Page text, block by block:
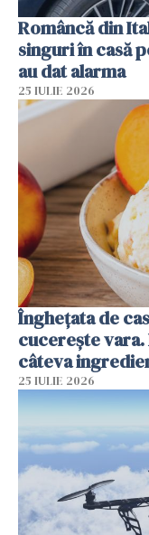
Româncă din
singuri în casă
au dat alarma
25 IULIE 2026
Înghețata de
cucerește
câteva
25 IULIE 2026